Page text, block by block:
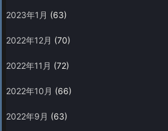
2023年1月 (63)
2022年12月 (70)
2022年11月 (72)
2022年10月 (66)
2022年9月 (63)